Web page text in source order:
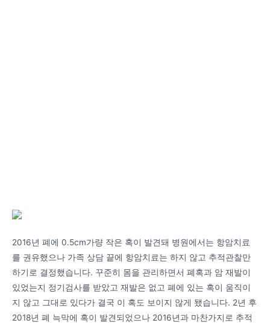
2016년 폐에 0.5cm가량 작은 혹이 발견돼 병원에서는 항암치료
를 권유했으나 가족 상담 끝에 항암치료는 하지 않고 추적관찰만
하기로 결정했습니다. 꾸준히 몸을 관리하면서 폐혹과 암 재발이
있었는지 정기검사를 받았고 재발은 없고 폐에 있는 혹이 움직이
지 않고 그대로 있다가 결국 이 혹도 보이지 않게 됐습니다. 2년 후
2018년 폐 늑막에 혹이 발견되었으나 2016년과 마찬가지로 추적